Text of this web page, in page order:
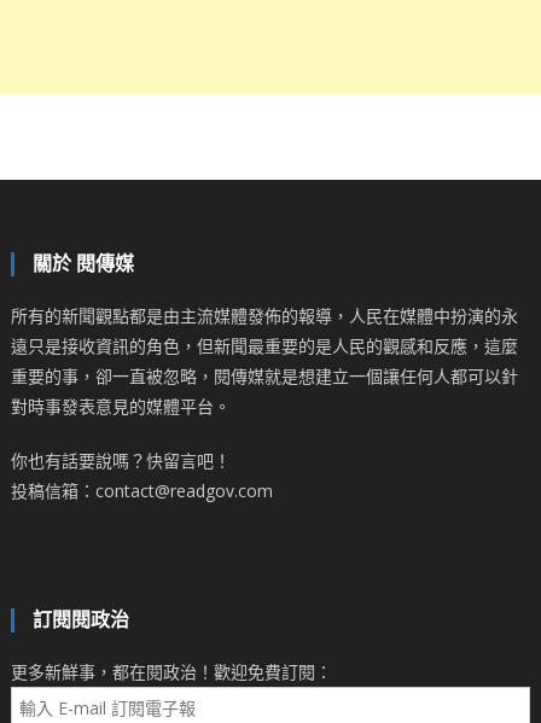
關於 閱傳媒
所有的新聞觀點都是由主流媒體發佈的報導，人民在媒體中扮演的永
遠只是接收資訊的角色，但新聞最重要的是人民的觀感和反應，這麼
重要的事，卻一直被忽略，閱傳媒就是想建立一個讓任何人都可以針
對時事發表意見的媒體平台。
你也有話要說嗎？快留言吧！
投稿信箱：contact@readgov.com
訂閱閱政治
更多新鮮事，都在閱政治！歡迎免費訂閱：